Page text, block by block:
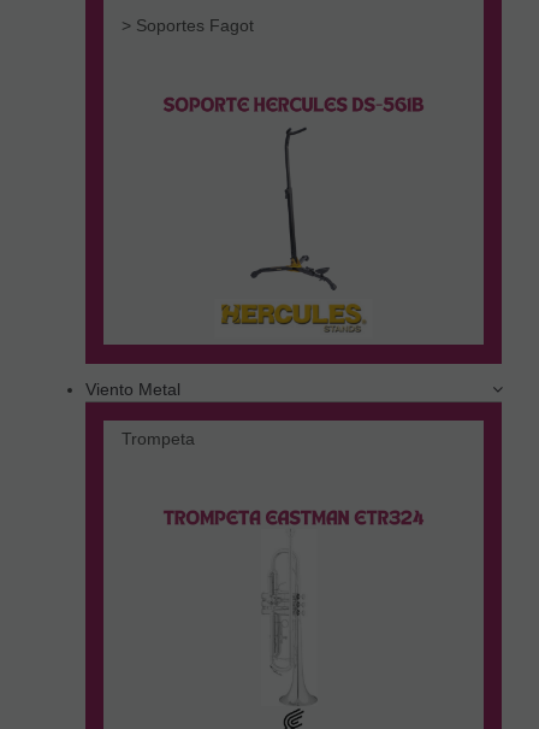
> Soportes Fagot
Viento Metal
Trompeta